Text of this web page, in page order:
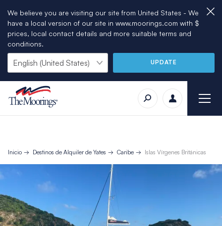
We believe you are visiting our site from United States - We
have a local version of our site in www.moorings.com with $
prices, local contact details and more suitable terms and
conditions.
UPDATE
Inicio Destinos de Alquiler de Yates Caribe Islas Vírgenes Británicas